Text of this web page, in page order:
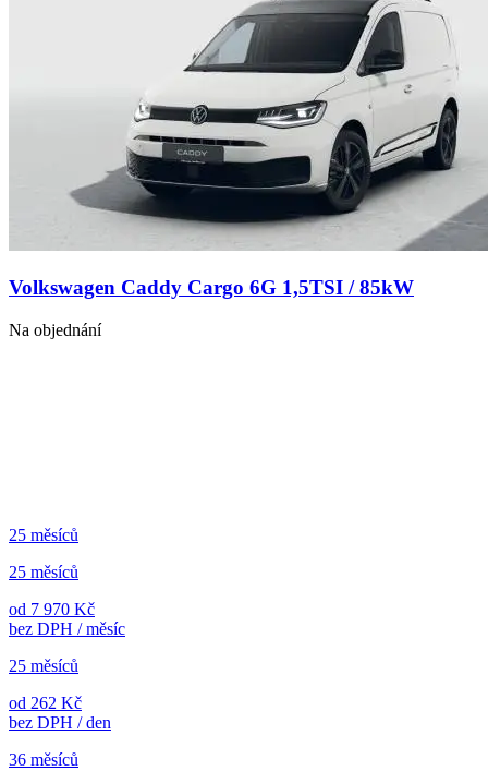
Volkswagen Caddy Cargo 6G 1,5TSI / 85kW
Na objednání
25 měsíců
25 měsíců
od 7 970 Kč
bez DPH / měsíc
25 měsíců
od 262 Kč
bez DPH / den
36 měsíců